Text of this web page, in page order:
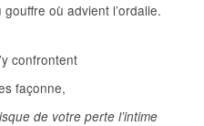
où advient l’ordalie.
confrontent
façonne,
de votre perte l’intime